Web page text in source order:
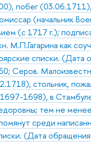
побег
(начальник
(с 1717 г.);
М.П.Гагарина как
списки. (Дата
Серов.
стольник,
1698), в
тем не
среди
(Дата обращения